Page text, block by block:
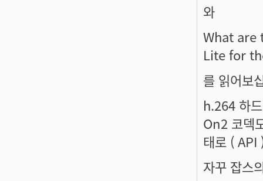
와
What are
Lite for
를 읽어보
h.264 하
On2 코덱
태로 ( API
자꾸 잡스